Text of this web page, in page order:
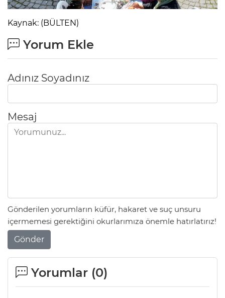
Kaynak: (BÜLTEN)
Yorum Ekle
Adınız Soyadınız
Mesaj
Gönderilen yorumların küfür, hakaret ve suç unsuru
içermemesi gerektiğini okurlarımıza önemle hatırlatırız!
Gönder
Yorumlar (0)